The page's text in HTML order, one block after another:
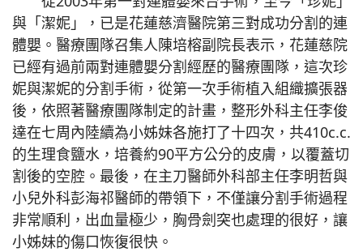
與「潔妮」，已是花蓮慈濟醫院第三對成功分割的連
體嬰。醫療團隊召集人陳培榕副院長表示，花蓮慈院
已經有過前兩對連體嬰分割經歷的醫療團隊，這次珍
妮與潔妮的分割手術，從第一次手術植入組織擴張器
後，依照著醫療團隊制定的計畫，整形外科主任李俊
達在七周內陸續為小姊妹各施打了十四次，共410c.c.
的生理食鹽水，培養約90平方公分的皮膚，以覆蓋切
割後的空腔。最後，在主刀醫師外科部主任李明哲與
小兒外科彭海祁醫師的帶領下，不僅讓分割手術過程
非常順利，出血量極少，胸骨劍突也處理的很好，讓
小姊妹的傷口恢復很快。